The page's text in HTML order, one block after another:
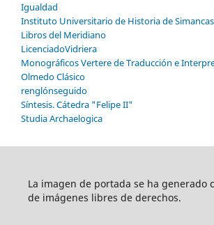
Igualdad
Instituto Universitario de Historia de Simancas
Libros del Meridiano
LicenciadoVidriera
Monográficos Vertere de Traducción e
Olmedo Clásico
renglónseguido
Síntesis. Cátedra "Felipe II"
Studia Archaelogica
La imagen de portada se ha generado
de imágenes libres de derechos.